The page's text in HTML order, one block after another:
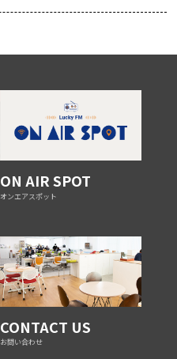
ON AIR SPOT
オンエアスポット
CONTACT US
お問い合わせ